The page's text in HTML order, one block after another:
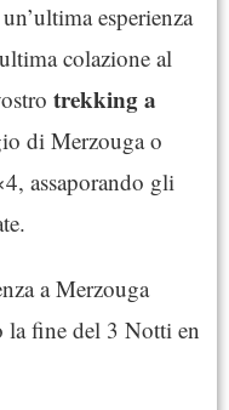
esperienza
colazione al
trekking a
di Merzouga o
assaporando gli
a Merzouga
la fine del 3 Notti en